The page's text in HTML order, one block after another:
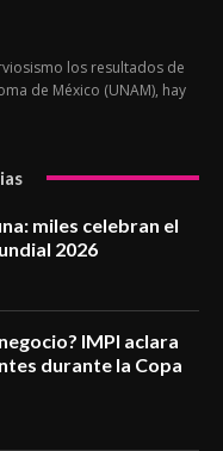
los resultados de
de México (UNAM), hay
miles celebran el
2026
IMPI aclara
durante la Copa